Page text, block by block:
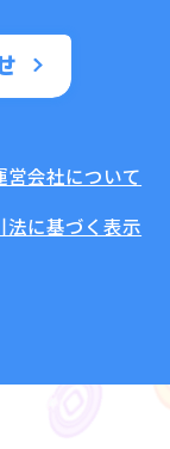
営会社について
法に基づく表示